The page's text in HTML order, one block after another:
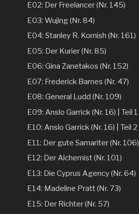
E02: Der Freelancer (Nr. 145)
E03: Wujing (Nr. 84)
E04: Stanley R. Kornish (Nr. 161)
E05: Der Kurier (Nr. 85)
E06: Gina Zanetakos (Nr. 152)
E07: Frederick Barnes (Nr. 47)
E08: General Ludd (Nr. 109)
E09: Anslo Garrick (Nr. 16) | Teil 1
E10: Anslo Garrick (Nr. 16) | Teil 2
E11: Der gute Samariter (Nr. 106)
E12: Der Alchemist (Nr. 101)
E13: Die Cyprus Agency (Nr. 64)
E14: Madeline Pratt (Nr. 73)
E15: Der Richter (Nr. 57)